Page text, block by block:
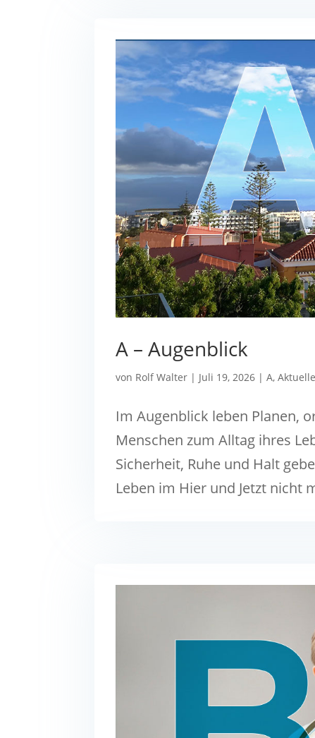
A – Augenblick
von Rolf Walter | Juli 19, 2026 |A,
Im Augenblick leben Planen,
Menschen zum Alltag ihres
Sicherheit, Ruhe und Halt
Leben im Hier und Jetzt nicht